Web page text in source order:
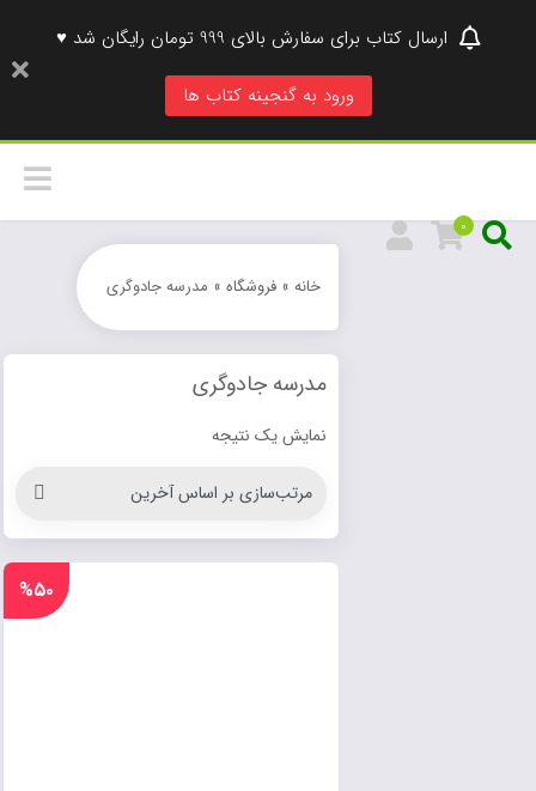
ارسال کتاب برای سفارش بالای 999 تومان رایگان شد ♥
ورود به گنجینه کتاب ها
خانه» فروشگاه» مدرسه جادوگری
مدرسه جادوگری
نمایش یک نتیجه
%۵۰